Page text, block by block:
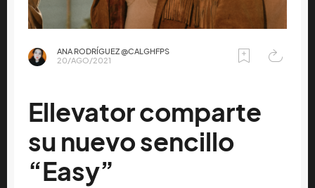
ANA RODRÍGUEZ @CALGHFPS
20/AGO/2021
Ellevator comparte
su nuevo sencillo
“Easy”